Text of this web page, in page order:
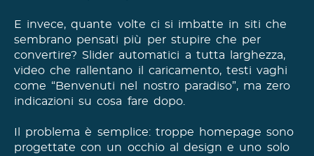
E invece, quante volte ci si imbatte in siti che
sembrano pensati più per stupire che per
convertire? Slider automatici a tutta larghezza,
video che rallentano il caricamento, testi vaghi
come “Benvenuti nel nostro paradiso”, ma zero
indicazioni su cosa fare dopo.
Il problema è semplice: troppe homepage sono
progettate con un occhio al design e uno solo